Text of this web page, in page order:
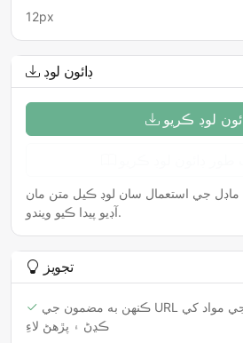
12px
ڊائون لوڊ
لوڊ ڪريو
ماڊل جي استعمال سان لوڊ ڪيل متن مان
آڊيو پيدا ڪيو ويندو.
تجويز
ڪنهن به مضمون جي URL کي پيسٽ ڪريو ان جي مواد کي
ڪڍڻ ۽ پڙهڻ لاءِ